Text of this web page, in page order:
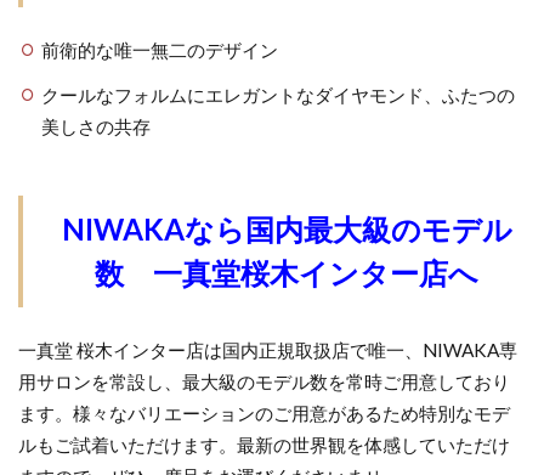
前衛的な唯一無二のデザイン
クールなフォルムにエレガントなダイヤモンド、ふたつの
美しさの共存
NIWAKAなら国内最大級のモデル
数 一真堂桜木インター店へ
一真堂 桜木インター店は国内正規取扱店で唯一、NIWAKA専
用サロンを常設し、最大級のモデル数を常時ご用意しており
ます。様々なバリエーションのご用意があるため特別なモデ
ルもご試着いただけます。最新の世界観を体感していただけ